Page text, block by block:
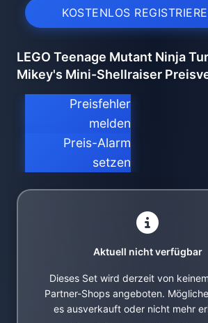
KOSTENLOS
LEGO Teenage Mutant Ninja
Mikey's Mini-Shellraiser
Preisfehler
melden
Preis-Alarm
setzen
Aktuell nicht verfügbar
Dieses Set wird derzeit von
Partner-Shops angeboten.
es ausverkauft oder nicht mehr